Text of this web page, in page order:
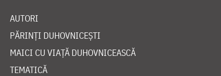
AUTORI
PĂRINȚI DUHOVNICEȘTI
MAICI CU VIAȚĂ DUHOVNICEASCĂ
TEMATICĂ